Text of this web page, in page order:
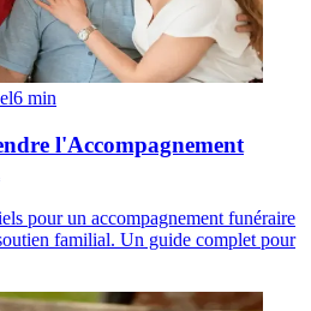
6 min
l'Accompagnement
pour un accompagnement funéraire
familial. Un guide complet pour